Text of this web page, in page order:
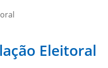
Eleitoral